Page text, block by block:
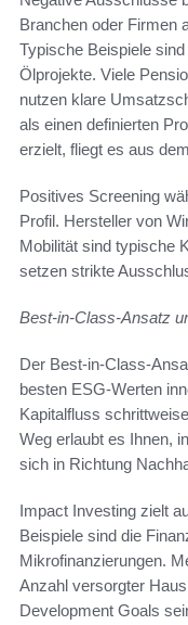
Branchen oder Firmen
Typische Beispiele
Ölprojekte. Viele
nutzen klare
als einen definierten
erzielt, fliegt es aus
Positives Screening
Profil. Hersteller von
Mobilität sind typische
setzen strikte
Best-in-Class-Ansatz
Der Best-in-Class-
besten ESG-Werten
Kapitalfluss
Weg erlaubt es Ihnen,
sich in Richtung
Impact Investing zielt
Beispiele sind die
Mikrofinanzierungen.
Anzahl versorgter
Development Goals